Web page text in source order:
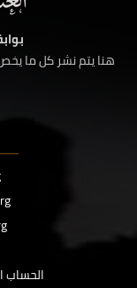
هنا يتم نشر كل ما
الحساب